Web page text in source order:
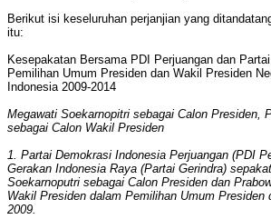
Berikut isi keseluruhan perjanjian yang
itu:
Kesepakatan Bersama PDI Perjuangan dan
Pemilihan Umum Presiden dan Wakil Presiden
Indonesia 2009-2014
Megawati Soekarnopitri sebagai Calon Presiden,
sebagai Calon Wakil Presiden
1. Partai Demokrasi Indonesia Perjuangan (PDI
Gerakan Indonesia Raya (Partai Gerindra)
Soekarnoputri sebagai Calon Presiden dan
Wakil Presiden dalam Pemilihan Umum Presiden
2009.